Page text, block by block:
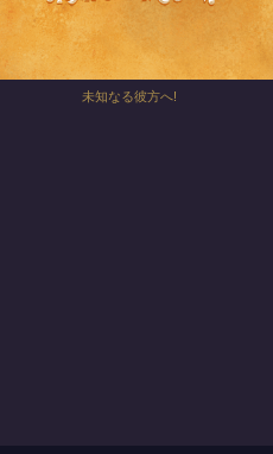
未知なる彼方へ!